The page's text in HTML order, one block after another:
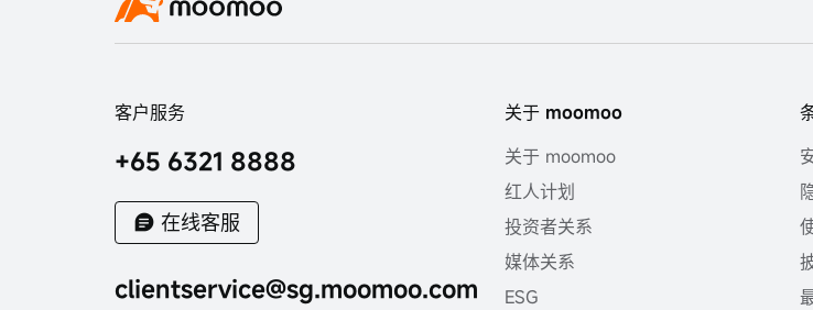
SG10周年美股模拟交易大赛
“Fight Inflation Social Media Giveaway”
Terms & Conditions Official
UOBAM Ping An ChiNext ETF 活动
Stocks Now or Wait?" Campaign T&Cs
客户服务
+65 6321 8888
在线客服
clientservice@sg.moomoo.com
关于 moomoo
关于 moomoo
红人计划
投资者关系
媒体关系
ESG